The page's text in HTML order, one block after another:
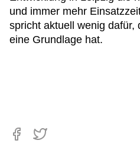
und immer mehr
spricht aktuell wenig dafür,
eine Grundlage hat.